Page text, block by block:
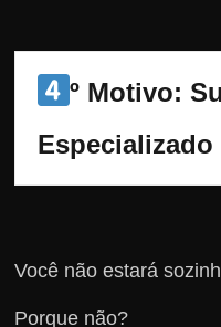
º Motivo:
Você não estará
Porque não?